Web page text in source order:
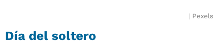
Pexels
Día del soltero